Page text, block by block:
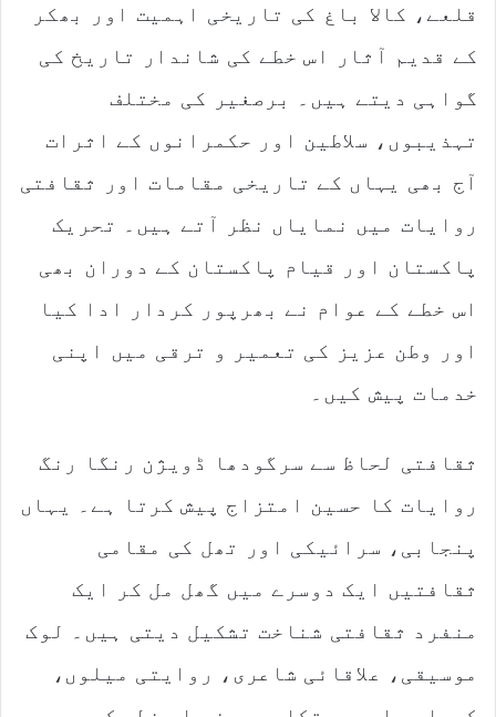
قلعے، کالا باغ کی تاریخی اہمیت اور بھکر
کے قدیم آثار اس خطے کی شاندار تاریخ کی
گواہی دیتے ہیں۔ برصغیر کی مختلف
تہذیبوں، سلاطین اور حکمرانوں کے اثرات
آج بھی یہاں کے تاریخی مقامات اور ثقافتی
روایات میں نمایاں نظر آتے ہیں۔ تحریک
پاکستان اور قیام پاکستان کے دوران بھی
اس خطے کے عوام نے بھرپور کردار ادا کیا
اور وطن عزیز کی تعمیر و ترقی میں اپنی
خدمات پیش کیں۔
ثقافتی لحاظ سے سرگودھا ڈویژن رنگا رنگ
روایات کا حسین امتزاج پیش کرتا ہے۔ یہاں
پنجابی، سرائیکی اور تھل کی مقامی
ثقافتیں ایک دوسرے میں گھل مل کر ایک
منفرد ثقافتی شناخت تشکیل دیتی ہیں۔ لوک
موسیقی، علاقائی شاعری، روایتی میلوں،